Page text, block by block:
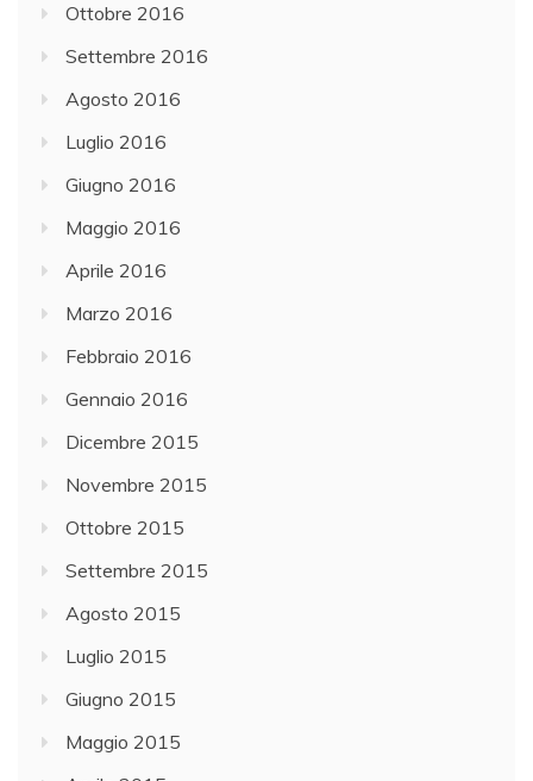
Ottobre 2016
Settembre 2016
Agosto 2016
Luglio 2016
Giugno 2016
Maggio 2016
Aprile 2016
Marzo 2016
Febbraio 2016
Gennaio 2016
Dicembre 2015
Novembre 2015
Ottobre 2015
Settembre 2015
Agosto 2015
Luglio 2015
Giugno 2015
Maggio 2015